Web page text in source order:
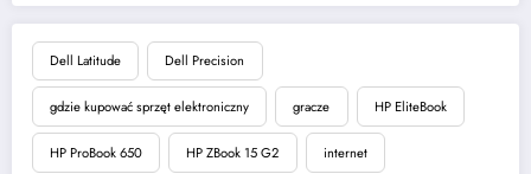
Dell Latitude Dell Precision
gdzie kupować sprzęt elektroniczny gracze HP EliteBook
HP ProBook 650 HP ZBook 15 G2 internet